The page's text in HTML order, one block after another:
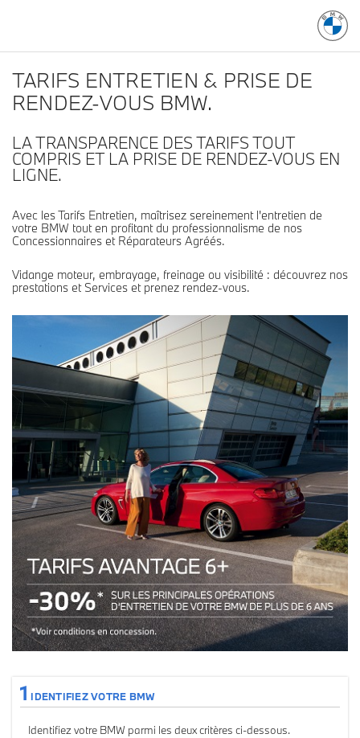
TARIFS ENTRETIEN & PRISE DE
RENDEZ-VOUS BMW.
LA TRANSPARENCE DES TARIFS TOUT
COMPRIS ET LA PRISE DE RENDEZ-VOUS EN
LIGNE.
Avec les Tarifs Entretien, maîtrisez sereinement l'entretien de
votre BMW tout en profitant du professionnalisme de nos
Concessionnaires et Réparateurs Agréés.
Vidange moteur, embrayage, freinage ou visibilité : découvrez nos
prestations et Services et prenez rendez-vous.
1 IDENTIFIEZ VOTRE BMW
Identifiez votre BMW parmi les deux critères ci-dessous.